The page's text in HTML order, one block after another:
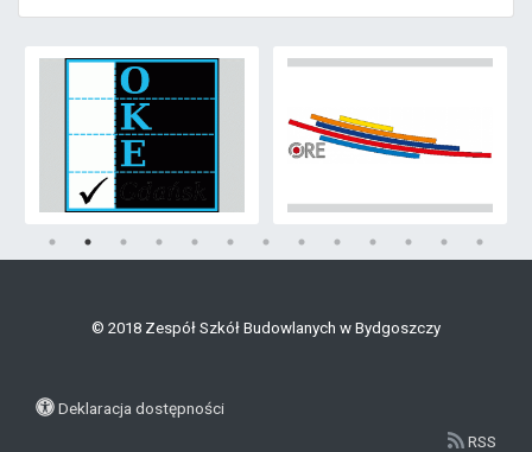
© 2018 Zespół Szkół Budowlanych w Bydgoszczy
Deklaracja dostępności
RSS